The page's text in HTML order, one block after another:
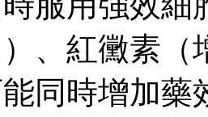
、紅黴素（
同時增加藥